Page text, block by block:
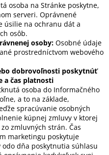
osoba na Stránke poskytne,
serveri. Oprávnené
úsilie na ochranu dát a
osôb.
osoby: Osobné údaje
prostredníctvom webového
dobrovoľnosti poskytnúť
a čas platnosti
osoba do Informačného
a to na základe,
spracúvanie osobných
kúpnej zmluvy v ktorej
zmluvných strán. Čas
marketingu poskytuje
dňa poskytnutia súhlasu